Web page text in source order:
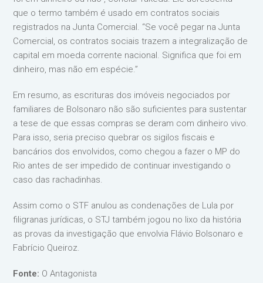
que o termo também é usado em contratos sociais
registrados na Junta Comercial. “Se você pegar na Junta
Comercial, os contratos sociais trazem a integralização de
capital em moeda corrente nacional. Significa que foi em
dinheiro, mas não em espécie.”
Em resumo, as escrituras dos imóveis negociados por
familiares de Bolsonaro não são suficientes para sustentar
a tese de que essas compras se deram com dinheiro vivo.
Para isso, seria preciso quebrar os sigilos fiscais e
bancários dos envolvidos, como chegou a fazer o MP do
Rio antes de ser impedido de continuar investigando o
caso das rachadinhas.
Assim como o STF anulou as condenações de Lula por
filigranas jurídicas, o STJ também jogou no lixo da história
as provas da investigação que envolvia Flávio Bolsonaro e
Fabrício Queiroz.
Fonte: O Antagonista